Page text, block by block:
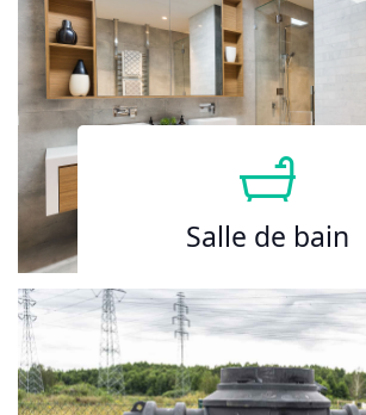
Salle de bain